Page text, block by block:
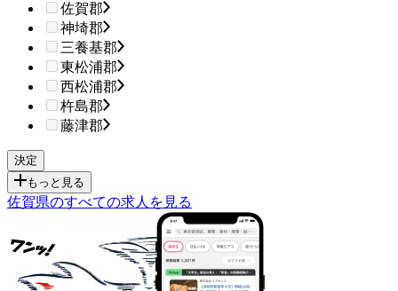
佐賀郡
神埼郡
三養基郡
東松浦郡
西松浦郡
杵島郡
藤津郡
もっと見る
佐賀県のすべての求人を見る